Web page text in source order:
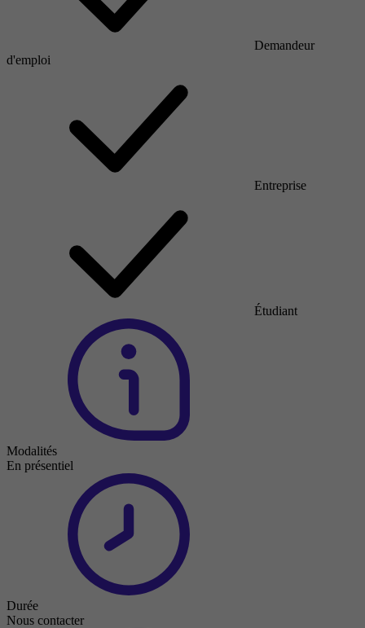
Demandeur
d'emploi
Entreprise
Étudiant
Modalités
En présentiel
Durée
Nous contacter